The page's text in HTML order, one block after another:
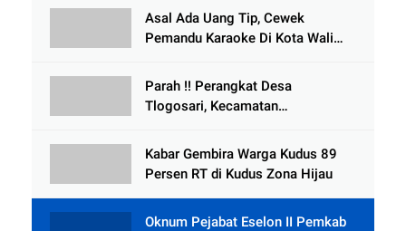
Tlogowungu, di Duga
Selewengkan Bantuan Mushola
Asal Ada Uang Tip, Cewek
Pemandu Karaoke Di Kota Wali
Parah !! Perangkat Desa
Tlogosari, Kecamatan
Rumah dari BAZNAS
Kabar Gembira Warga Kudus 89
Persen RT di Kudus Zona Hijau
Oknum Pejabat Eselon II Pemkab